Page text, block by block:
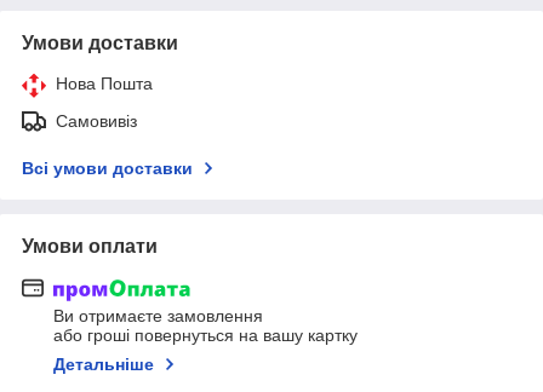
Умови доставки
Нова Пошта
Самовивіз
Всі умови доставки
Умови оплати
Ви отримаєте замовлення
або гроші повернуться на вашу картку
Детальніше